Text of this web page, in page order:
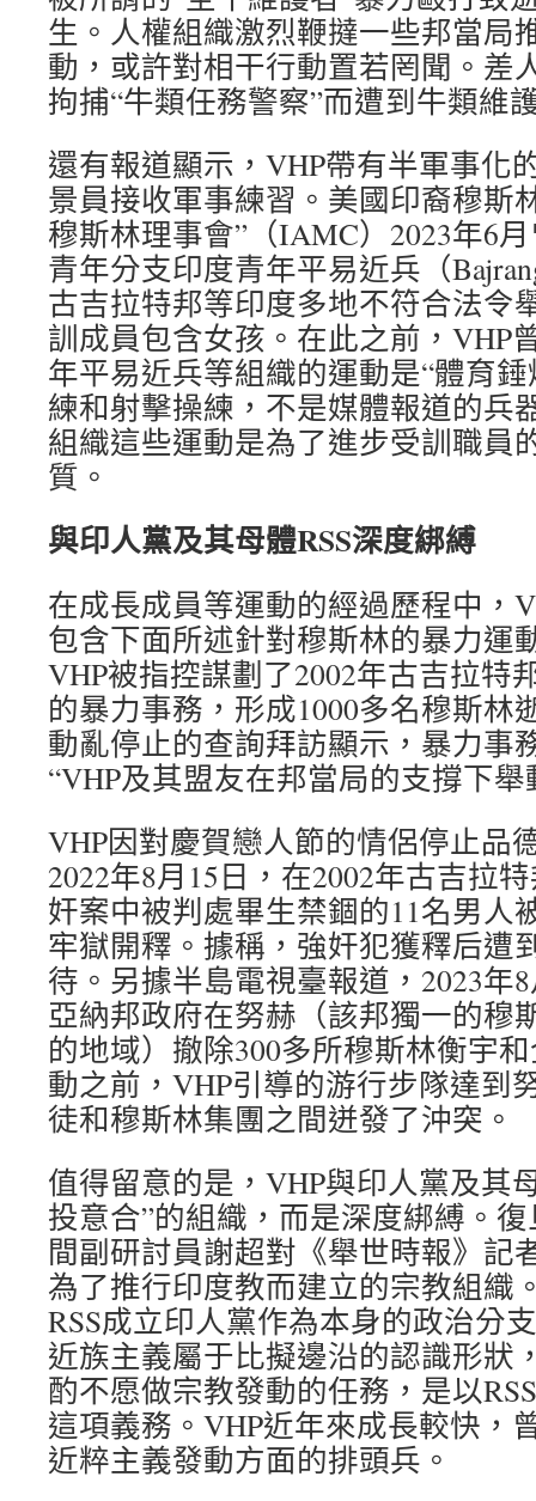
生。人權組織激烈鞭撻一些邦當局
動，或許對相干行動置若罔聞。差
拘捕“牛類任務警察”而遭到牛類維
還有報道顯示，VHP帶有半軍事化
景員接收軍事練習。美國印裔穆斯
穆斯林理事會”（IAMC）2023年6
青年分支印度青年平易近兵（
古吉拉特邦等印度多地不符合法令
訓成員包含女孩。在此之前，VHP
年平易近兵等組織的運動是“體育
練和射擊操練，不是媒體報道的兵
組織這些運動是為了進步受訓職員
質。
與印人黨及其母體RSS深度綁縛
在成長成員等運動的經過歷程中，
包含下面所述針對穆斯林的暴力運
VHP被指控謀劃了2002年古吉拉特
的暴力事務，形成1000多名穆斯林
動亂停止的查詢拜訪顯示，暴力事
“VHP及其盟友在邦當局的支撐下舉
VHP因對慶賀戀人節的情侶停止品
2022年8月15日，在2002年古吉拉
奸案中被判處畢生禁錮的11名男人
牢獄開釋。據稱，強奸犯獲釋后遭
待。另據半島電視臺報道，2023年
亞納邦政府在努赫（該邦獨一的穆
的地域）撤除300多所穆斯林衡宇
動之前，VHP引導的游行步隊達到
徒和穆斯林集團之間迸發了沖突。
值得留意的是，VHP與印人黨及其
投意合”的組織，而是深度綁縛。
間副研討員謝超對《舉世時報》記
為了推行印度教而建立的宗教組織
RSS成立印人黨作為本身的政治分
近族主義屬于比擬邊沿的認識形狀
酌不愿做宗教發動的任務，是以
這項義務。VHP近年來成長較快，
近粹主義發動方面的排頭兵。